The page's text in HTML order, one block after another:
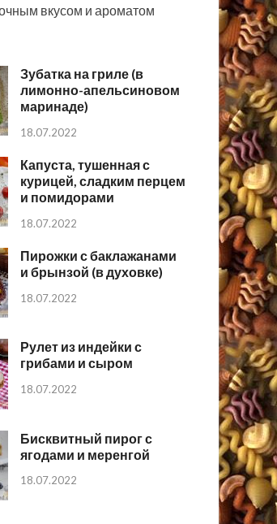
вкусом и ароматом
Зубатка на гриле (в
лимонно-апельсиновом
маринаде)
18.07.2022
Капуста, тушенная с
курицей, сладким перцем
и помидорами
18.07.2022
Пирожки с баклажанами
и брынзой (в духовке)
18.07.2022
Рулет из индейки с
грибами и сыром
18.07.2022
Бисквитный пирог с
ягодами и меренгой
18.07.2022